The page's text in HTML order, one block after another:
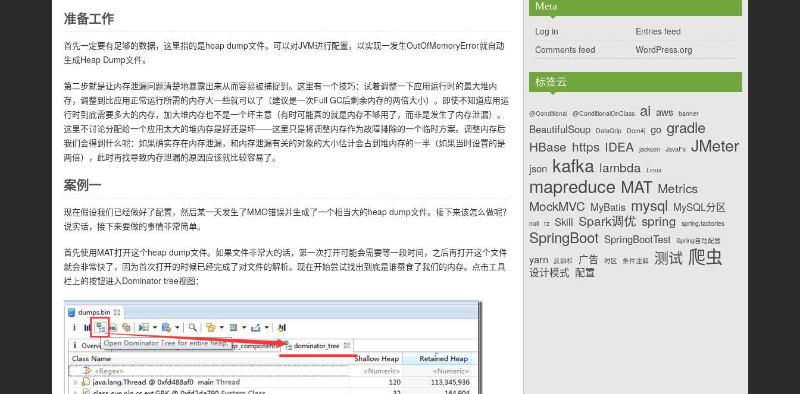
准备工作
首先一定要有足够的数据，这里指的是heap dump文件。可以对JVM进行配置，以实现一发生OutOfMemoryError就自动
生成Heap Dump文件。
第二步就是让内存泄漏问题清楚地暴露出来从而容易被捕捉到。这里有一个技巧：试着调整一下应用运行时的最大堆内
存，调整到比应用正常运行所需的内存大一些就可以了（建议是一次Full GC后剩余内存的两倍大小）。即使不知道应用运
行时到底需要多大的内存，加大堆内存也不是一个坏主意（有时可能真的就是内存不够用了，而非是发生了内存泄漏）。
这里不讨论分配给一个应用太大的堆内存是好还是坏——这里只是将调整内存作为故障排除的一个临时方案。调整内存后
我们会得到什么呢：如果确实存在内存泄漏，和内存泄漏有关的对象的大小估计会占到堆内存的一半（如果当时设置的是
两倍），此时再找导致内存泄漏的原因应该就比较容易了。
案例一
现在假设我们已经做好了配置，然后某一天发生了MMO错误并生成了一个相当大的heap dump文件。接下来该怎么做呢？
说实话，接下来要做的事情非常简单。
首先使用MAT打开这个heap dump文件。如果文件非常大的话，第一次打开可能会需要等一段时间，之后再打开这个文件
就会非常快了，因为首次打开的时候已经完成了对文件的解析。现在开始尝试找出到底是谁蚕食了我们的内存。点击工具
栏上的按钮进入Dominator tree视图：
Meta
Log in
Entries feed
Comments feed
WordPress.org
标签云
@Conditional @ConditionalOnClass ai aws banner
BeautifulSoup DataGrip Dom4j go gradle
HBase https IDEA jackson JavaFx JMeter
json kafka lambda Linux
mapreduce MAT Metrics
MockMVC MyBatis mysql MySQL分区
null rz Skill Spark调优 spring spring.factories
SpringBoot SpringBootTest Spring自动配置
yarn 反斜杠 广告 时区 条件注解 测试 爬虫
设计模式 配置